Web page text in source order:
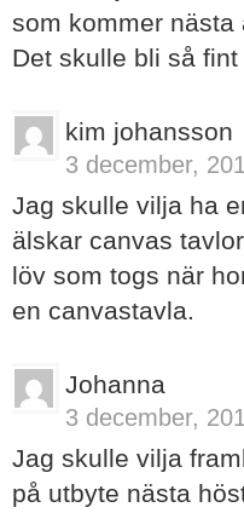
som kommer nästa
Det skulle bli så
kim johansson
3 december,
Jag skulle vilja ha
älskar canvas
löv som togs när
en canvastavla.
Johanna
3 december,
Jag skulle vilja
på utbyte nästa